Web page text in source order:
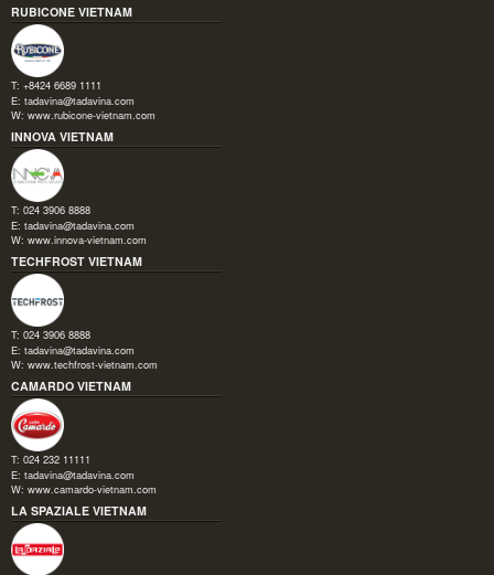
RUBICONE VIETNAM
T: +8424 6689 1111
E: tadavina@tadavina.com
W: www.rubicone-vietnam.com
INNOVA VIETNAM
T: 024 3906 8888
E: tadavina@tadavina.com
W: www.innova-vietnam.com
TECHFROST VIETNAM
T: 024 3906 8888
E: tadavina@tadavina.com
W: www.techfrost-vietnam.com
CAMARDO VIETNAM
T: 024 232 11111
E: tadavina@tadavina.com
W: www.camardo-vietnam.com
LA SPAZIALE VIETNAM